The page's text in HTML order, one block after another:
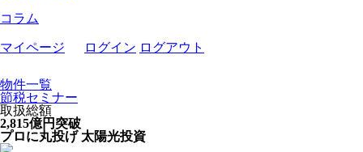
コラム
マイページ ログイン ログアウト
物件一覧
節税セミナー
取扱総額
2,815億円 突破
プロに丸投げ 太陽光投資